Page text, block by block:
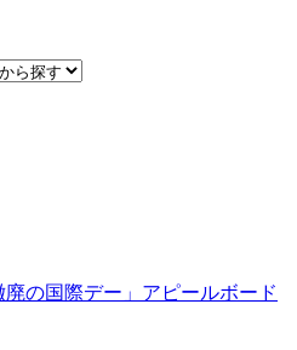
廃の国際デー」アピールボード